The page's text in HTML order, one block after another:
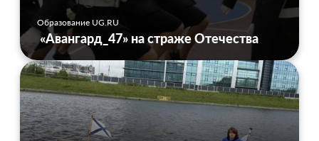
Образование UG.RU
«Авангард_47» на страже Отечества